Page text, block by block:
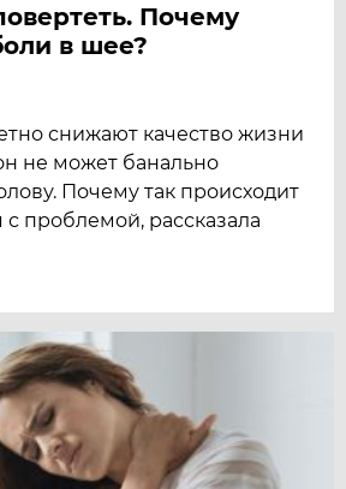
Почему
в шее?
снижают качество жизни
не может банально
Почему так происходит
с проблемой, рассказала